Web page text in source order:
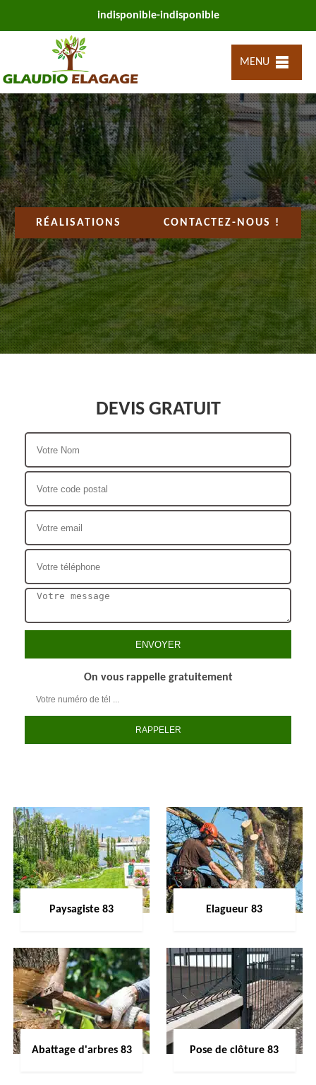
indisponible-indisponible
MENU
RÉALISATIONS CONTACTEZ-NOUS !
DEVIS GRATUIT
On vous rappelle gratuitement
Paysagiste 83 Elagueur 83
Abattage d'arbres 83 Pose de clôture 83